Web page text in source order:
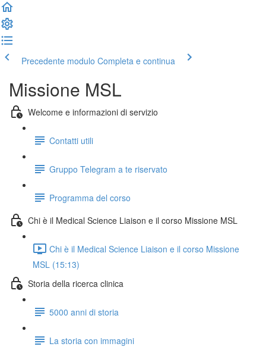
Precedente modulo Completa e continua
Missione MSL
Welcome e informazioni di servizio
Contatti utili
Gruppo Telegram a te riservato
Programma del corso
Chi è il Medical Science Liaison e il corso Missione MSL
Chi è il Medical Science Liaison e il corso Missione
MSL (15:13)
Storia della ricerca clinica
5000 anni di storia
La storia con immagini